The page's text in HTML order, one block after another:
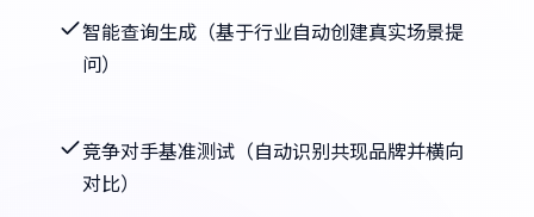
智能查询生成（基于行业自动创建真实场景提
问）
竞争对手基准测试（自动识别共现品牌并横向
对比）